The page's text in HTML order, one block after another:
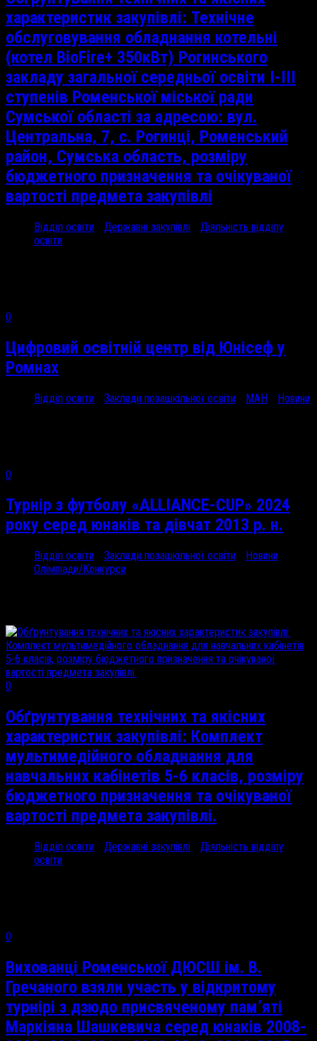
характеристик закупівлі: Технічне
обслуговування обладнання котельні
(котел BioFire+ 350кВт) Рогинського
закладу загальної середньої освіти І-ІІІ
ступенів Роменської міської ради
Сумської області за адресою: вул.
Центральна, 7, с. Рогинці, Роменський
район, Сумська область, розміру
бюджетного призначення та очікуваної
вартості предмета закупівлі
Відділ освіти Державні закупівлі
Діяльність відділу
освіти
0
Цифровий освітній ​центр від Юнісеф у
Ромнах
Відділ освіти Заклади позашкільної освіти МАН
Новини
0
Турнір з футболу «ALLIANCE-CUP» 2024
року серед юнаків та дівчат 2013 р. н.
Відділ освіти Заклади позашкільної освіти Новини
Олімпіади/Конкурси
0
Обґрунтування технічних та якісних
характеристик закупівлі: Комплект
мультимедійного обладнання для
навчальних кабінетів 5-6 класів, розміру
бюджетного призначення та очікуваної
вартості предмета закупівлі.
Відділ освіти Державні закупівлі
Діяльність відділу
освіти
0
Вихованці Роменської ДЮСШ ім. В.
Гречаного взяли участь у відкритому
турнірі з дзюдо присвяченому пам’яті
Маркіяна Шашкевича серед юнаків 2008-